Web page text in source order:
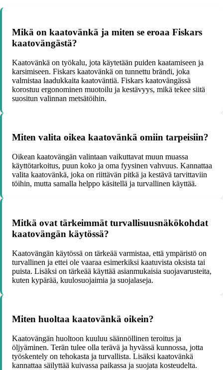
Mikä on kaatovänkä ja miten se eroaa Fiskars
kaatovängästä?
Kaatovänkä on työkalu, jota käytetään puiden kaatamiseen ja
karsimiseen. Fiskars kaatovänkä on tunnettu brändi, joka
valmistaa laadukkaita kaatoväntiä. Fiskars kaatovängässä
korostuu ergonominen muotoilu ja kestävyys, mikä tekee siitä
suositun valinnan metsätöihin.
Miten valita oikea kaatovänkä omiin tarpeisiin?
Oikean kaatovängän valintaan vaikuttavat muun muassa
käyttötarkoitus, puun koko ja oma fyysinen vahvuus. Kannattaa
valita kaatovänkä, joka on riittävän pitkä ja kestävä tarvittaviin
töihin, mutta samalla helppo käsitellä ja turvallinen käyttää.
Mitkä ovat tärkeimmät turvallisuusnäkökohdat
kaatovängän käytössä?
Kaatovängän käytössä on tärkeää varmistaa, että ympäristö on
turvallinen ja ettei ole vaaraa esimerkiksi kaatuvista oksista tai
puista. Lisäksi on tärkeää käyttää asianmukaisia suojavarusteita,
kuten kypärää, kuulosuojaimia ja suojalaseja.
Miten huoltaa kaatovänkä oikein?
Kaatovängän huoltoon kuuluu säännöllinen teroitus ja
öljyäminen. Terän tulee olla terävä ja hyvässä kunnossa, jotta
työskentely on tehokasta ja turvallista. Lisäksi kaatovänkä
kannattaa säilyttää kuivassa paikassa ja suojata kosteudelta.